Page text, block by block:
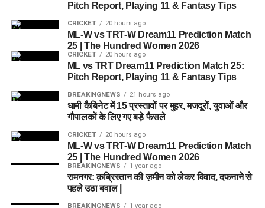
Pitch Report, Playing 11 & Fantasy Tips
CRICKET 20 hours ago
ML-W vs TRT-W Dream11 Prediction Match
25 | The Hundred Women 2026
CRICKET 20 hours ago
ML vs TRT Dream11 Prediction Match 25:
Pitch Report, Playing 11 & Fantasy Tips
BREAKINGNEWS 21 hours ago
धामी कैबिनेट में 15 प्रस्तावों पर मुहर, मजदूरों, युवाओं और
गौपालकों के लिए गए बड़े फैसले
CRICKET 20 hours ago
ML-W vs TRT-W Dream11 Prediction Match
25 | The Hundred Women 2026
BREAKINGNEWS 1 year ago
रामनगर: क़ब्रिस्तान की ज़मीन को लेकर विवाद, दफनाने से
पहले उठा बवाल |
BREAKINGNEWS 1 year ago